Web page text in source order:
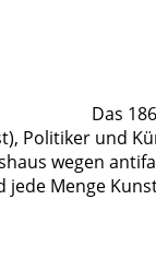
Das
Politiker und
wegen
jede Menge